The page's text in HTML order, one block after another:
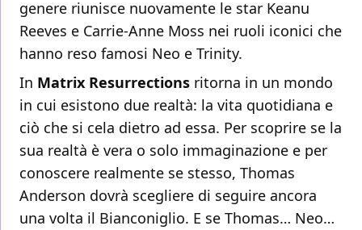
genere riunisce nuovamente le star Keanu
Reeves e Carrie-Anne Moss nei ruoli iconici che
hanno reso famosi Neo e Trinity.
In Matrix Resurrections ritorna in un mondo
in cui esistono due realtà: la vita quotidiana e
ciò che si cela dietro ad essa. Per scoprire se la
sua realtà è vera o solo immaginazione e per
conoscere realmente se stesso, Thomas
Anderson dovrà scegliere di seguire ancora
una volta il Bianconiglio. E se Thomas… Neo…